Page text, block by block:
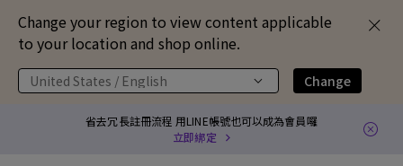
Change your region to view content applicable
to your location and shop online.
United States / English Change
省去冗長註冊流程 用LINE帳號也可以成為會員囉
立即綁定